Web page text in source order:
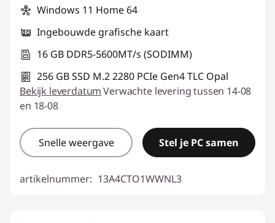
Windows 11 Home 64
Ingebouwde grafische kaart
16 GB DDR5-5600MT/s (SODIMM)
256 GB SSD M.2 2280 PCIe Gen4 TLC Opal
Bekijk leverdatumVerwachte levering tussen 14-08
en 18-08
Snelle weergave Stel je PC samen
artikelnummer: 13A4CTO1WWNL3